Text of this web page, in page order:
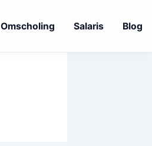
Omscholing Salaris Blog